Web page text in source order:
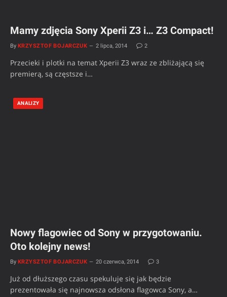
Mamy zdjęcia Sony Xperii Z3 i… Z3 Compact!
By KRZYSZTOF BOJARCZUK 2 lipca, 2014 2
Przecieki i plotki na temat Xperii Z3 wraz ze zbliżającą się
premierą, są częstsze i…
ANALIZY
Nowy flagowiec od Sony w przygotowaniu.
Oto kolejny news!
By KRZYSZTOF BOJARCZUK 20 czerwca, 2014 3
Już od dłuższego czasu spekuluje się jak będzie
prezentowała się najnowsza odsłona flagowca Sony, a…